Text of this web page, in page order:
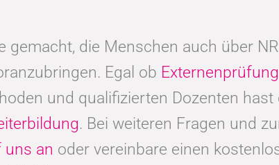
gemacht, die Menschen auch über
Egal ob Externenprüfung
und qualifizierten Dozenten hast
. Bei weiteren Fragen und
uns an oder vereinbare einen